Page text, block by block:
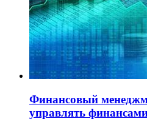
Финансовый
управлять